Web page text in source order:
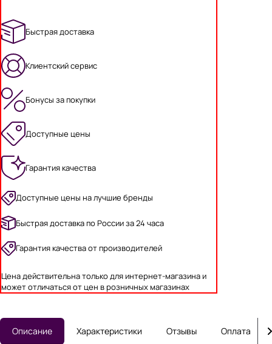
Быстрая доставка
Клиентский сервис
Бонусы за покупки
Доступные цены
Гарантия качества
Доступные цены на лучшие бренды
Быстрая доставка по России за 24 часа
Гарантия качества от производителей
Цена действительна только для интернет-магазина и
может отличаться от цен в розничных магазинах
Описание Характеристики Отзывы Оплата